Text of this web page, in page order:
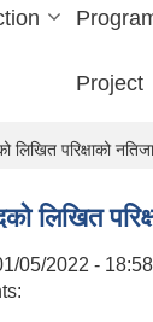
Project
लिखित परिक्षाको
लिखित
05/2022 - 18:58